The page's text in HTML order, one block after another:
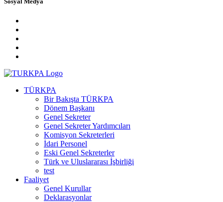
TÜRKPA
Bir Bakışta TÜRKPA
Dönem Başkanı
Genel Sekreter
Genel Sekreter Yardımcıları
Komisyon Sekreterleri
İdari Personel
Eski Genel Sekreterler
Türk ve Uluslararası İşbirliği
test
Faaliyet
Genel Kurullar
Deklarasyonlar